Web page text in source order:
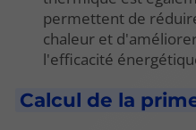
permettent de
chaleur et
l'efficacité
Calcul de la